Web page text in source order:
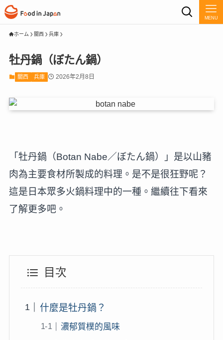
MENU
ホーム 關西 兵庫
牡丹鍋（ぼたん鍋）
關西 兵庫 2026年2月8日
「牡丹鍋（Botan Nabe／ぼたん鍋）」是以山豬
肉為主要食材所製成的料理。是不是很狂野呢？
這是日本眾多火鍋料理中的一種。繼續往下看來
了解更多吧。
目次
什麼是牡丹鍋？
濃郁質樸的風味